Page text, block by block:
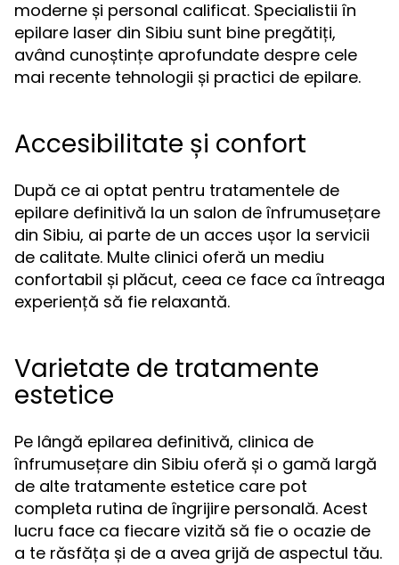
moderne și personal calificat. Specialistii în
epilare laser din Sibiu sunt bine pregătiți,
având cunoștințe aprofundate despre cele
mai recente tehnologii și practici de epilare.
Accesibilitate și confort
După ce ai optat pentru tratamentele de
epilare definitivă la un salon de înfrumusețare
din Sibiu, ai parte de un acces ușor la servicii
de calitate. Multe clinici oferă un mediu
confortabil și plăcut, ceea ce face ca întreaga
experiență să fie relaxantă.
Varietate de tratamente
estetice
Pe lângă epilarea definitivă, clinica de
înfrumusețare din Sibiu oferă și o gamă largă
de alte tratamente estetice care pot
completa rutina de îngrijire personală. Acest
lucru face ca fiecare vizită să fie o ocazie de
a te răsfăța și de a avea grijă de aspectul tău.